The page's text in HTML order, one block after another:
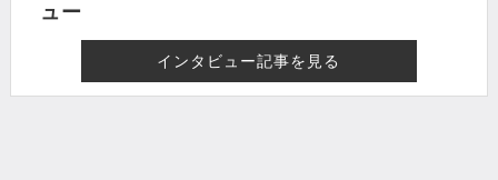
ュー
インタビュー記事を見る